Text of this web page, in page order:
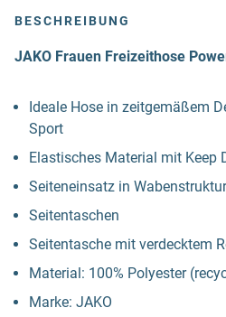
BESCHREIBUNG
JAKO Frauen Freizeithose
Ideale Hose in zeitgemäßem
Sport
Elastisches Material mit Keep
Seiteneinsatz in Wabenstruktur
Seitentaschen
Seitentasche mit verdecktem
Material: 100% Polyester
Marke: JAKO